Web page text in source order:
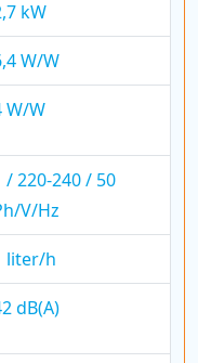
kW
W/W
W/W
/ 220-240 / 50
V/Hz
liter/h
dB(A)